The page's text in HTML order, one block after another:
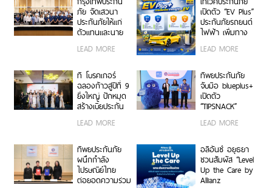
ภัย จัดเสวนา
ประกันภัยให้แก่
ตัวแทนและนาย
วินาศภัย เสริม
ประกันภัยให้
แข็งแกร่งยิ่งขึ้น
LEAD MORE
เปิดตัว “EV Plus”
ประกันภัยรถยนต์
ไฟฟ้า เพิ่มทาง
คุ้มครองสำหรับผู้
LEAD MORE
ที โบรคเกอร์
ฉลองก้าวสู่ปีที่ 9
ยิ่งใหญ่ ปักหมุด
สร้างเบี้ยประกัน
บาท จัดงานมอบ
เชิดชูเกียรติสุด
ยอดนายหน้า
200 ราย “Top
Sales 2026”
LEAD MORE
ทิพยประกันภัย
จับมือ blueplus+
เปิดตัว
“TIPSNACK”
เดือนแบบ
ครั้งแรกของไทย
เพิ่ม-ลด-หยุด
แผนได้ทุกเมื่อ
ไม่มีข้อผูกมัด
LEAD MORE
ทิพยประกันภัย
ผนึกกำลัง
ไปรษณีย์ไทย
ต่อยอดความร่วม
อลิอันซ์ อยุธยา
ชวนสัมผัส “Level
Up the Care by
Allianz